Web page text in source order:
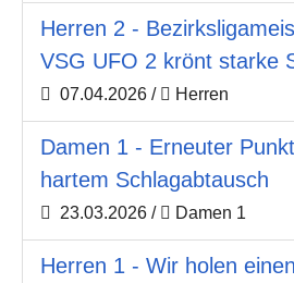
Herren 2 -
VSG UFO 2 krönt starke
07.04.2026 / Herren
Damen 1 - Erneuter
hartem Schlagabtausch
23.03.2026 / Damen 1
Herren 1 - Wir holen